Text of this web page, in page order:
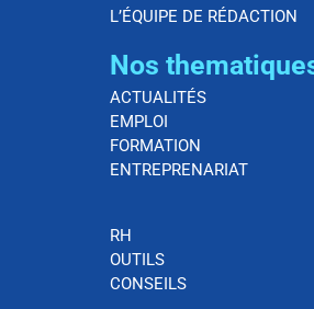
L’ÉQUIPE DE RÉDACTION
Nos
ACTUALITÉS
EMPLOI
FORMATION
ENTREPRENARIAT
RH
OUTILS
CONSEILS